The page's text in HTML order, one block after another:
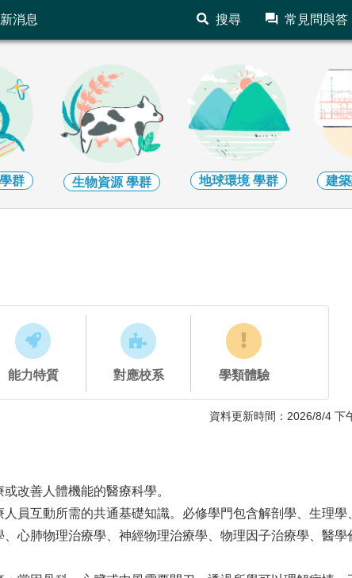
消息 搜尋 常見問與答
學群 生物資源學群 地球環境學群 建
能力特質 對應校系 學類體驗
資料更新時間：2026/8/4 下
改善人體機能的醫療科學。
員互動所需的共通基礎知識。必修學門包含解剖學、生理學
心肺物理治療學、神經物理治療學、物理因子治療學、醫學